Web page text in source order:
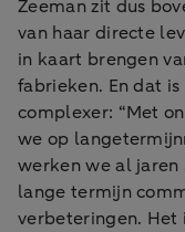
Zeeman zit dus
van haar directe
in kaart brengen
fabrieken. En dat
complexer: “Met
we op
werken we al
lange termijn
verbeteringen. Het